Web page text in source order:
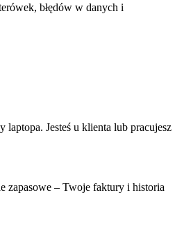
błędów w danych i
laptopa. Jesteś u klienta lub pracujesz
zapasowe – Twoje faktury i historia